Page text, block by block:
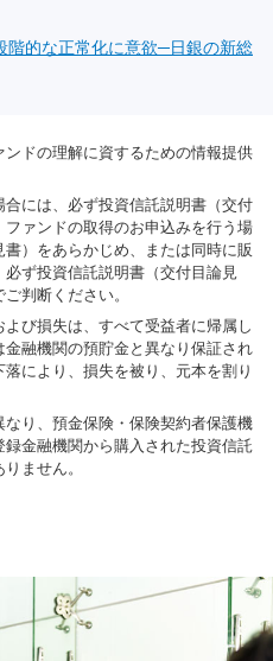
階的な正常化に意欲─日銀の新総
ドの理解に資するための情報提供
には、必ず投資信託説明書（交付
ァンドの取得のお申込みを行う場
）をあらかじめ、または同時に販
ず投資信託説明書（交付目論見
判断ください。
び損失は、すべて受益者に帰属し
融機関の預貯金と異なり保証され
により、損失を被り、元本を割り
り、預金保険・保険契約者保護機
金融機関から購入された投資信託
ません。